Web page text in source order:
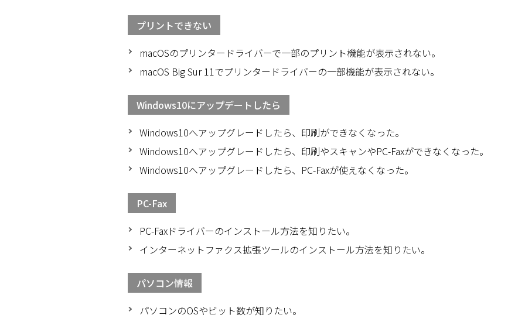
プリントできない
macOSのプリンタードライバーで一部のプリント機能が表示されない。
macOS Big Sur 11でプリンタードライバーの一部機能が表示されない。
Windows10にアップデートしたら
Windows10へアップグレードしたら、印刷ができなくなった。
Windows10へアップグレードしたら、印刷やスキャンやPC-Faxができなくなった。
Windows10へアップグレードしたら、PC-Faxが使えなくなった。
PC-Fax
PC-Faxドライバーのインストール方法を知りたい。
インターネットファクス拡張ツールのインストール方法を知りたい。
パソコン情報
パソコンのOSやビット数が知りたい。